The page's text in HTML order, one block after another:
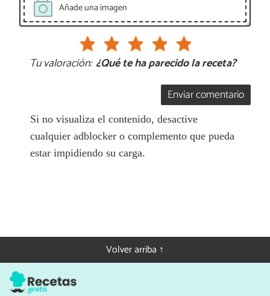
Añade una imagen
Tu valoración: ¿Qué te ha parecido la receta?
Enviar comentario
Si no visualiza el contenido, desactive
cualquier adblocker o complemento que pueda
estar impidiendo su carga.
Volver arriba ↑